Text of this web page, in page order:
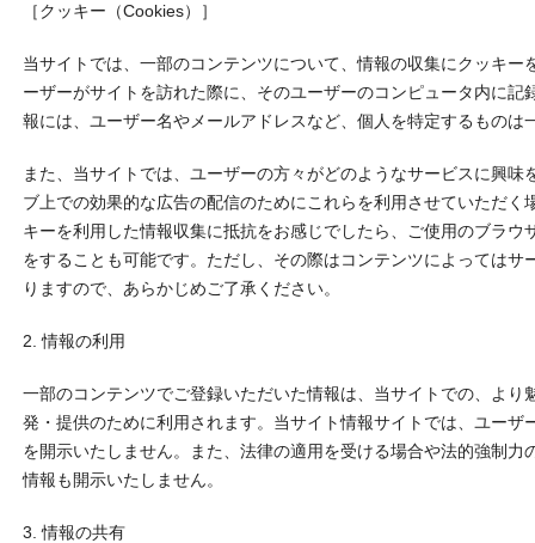
［クッキー（Cookies）］
当サイトでは、一部のコンテンツについて、情報の収集にクッキー
ーザーがサイトを訪れた際に、そのユーザーのコンピュータ内に記
報には、ユーザー名やメールアドレスなど、個人を特定するものは
また、当サイトでは、ユーザーの方々がどのようなサービスに興味
ブ上での効果的な広告の配信のためにこれらを利用させていただく
キーを利用した情報収集に抵抗をお感じでしたら、ご使用のブラウ
をすることも可能です。ただし、その際はコンテンツによってはサ
りますので、あらかじめご了承ください。
2. 情報の利用
一部のコンテンツでご登録いただいた情報は、当サイトでの、より
発・提供のために利用されます。当サイト情報サイトでは、ユーザ
を開示いたしません。また、法律の適用を受ける場合や法的強制力
情報も開示いたしません。
3. 情報の共有